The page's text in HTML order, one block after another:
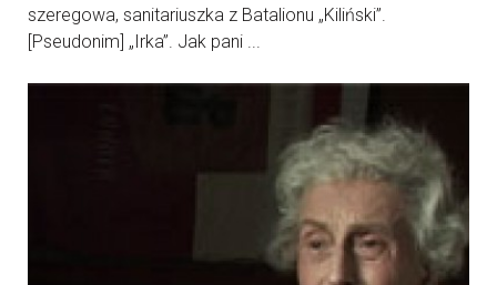
szeregowa, sanitariuszka z Batalionu „Kiliński”.
[Pseudonim] „Irka”. Jak pani ...